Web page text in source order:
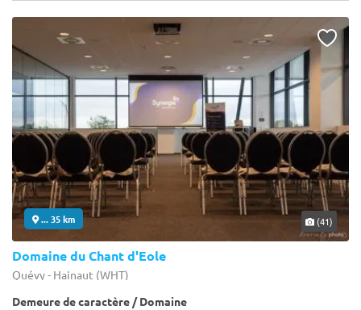
... 35 km (41)
Domaine du Chant d'Eole
Quévy - Hainaut (WHT)
Demeure de caractère / Domaine